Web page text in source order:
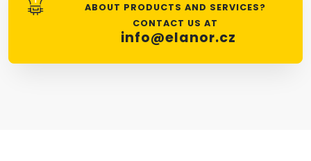
ABOUT PRODUCTS AND SERVICES?
CONTACT US AT
info@elanor.cz